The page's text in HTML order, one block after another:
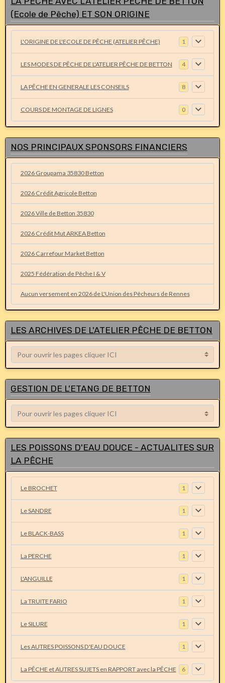
(Ecole de Pêche) ET SON ORIGINE
L'ORIGINE DE L'ECOLE DE PÊCHE (ATELIER PÊCHE) 1
LES MODES DE PÊCHE DE L'ATELIER PÊCHE DE BETTON 4
LA PÊCHE EN GENERALE LES CONSEILS 8
COURS DE MONTAGE DE LIGNES 0
NOS PRINCIPAUX SPONSORS FINANCIERS
2026 Groupama 35830 Betton
2026 Crédit Agricole Betton
2026 Ville de Betton 35830
2026 Crédit Mut ARKEA Betton
2026 Carrefour Market Betton
2025 Fédération de Pêche I & V
Aucun versement en 2026 de L'Union des Pêcheurs de Rennes
LES ARCHIVES DE L'ATELIER PÊCHE DE BETTON
GESTION DE L'ETANG DE BETTON
LES POISSONS D'EAU DOUCE - ACTUALITES SUR
LA PÊCHE
Le BROCHET 1
Le SANDRE 1
Le BLACK-BASS 1
La PERCHE 1
L'ANGUILLE 1
La TRUITE FARIO 1
Le SILURE 1
Les AUTRES POISSONS D'EAU DOUCE 1
La PÊCHE et AUTRES SUJETS en RAPPORT avec la PÊCHE 6